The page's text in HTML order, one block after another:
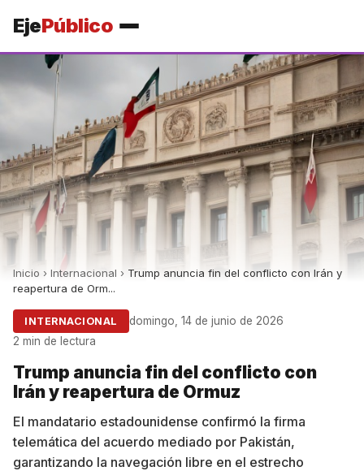
EjePúblico
Inicio › Internacional › Trump anuncia fin del conflicto con Irán y
reapertura de Orm...
INTERNACIONAL
domingo, 14 de junio de 2026
2 min de lectura
Trump anuncia fin del conflicto con
Irán y reapertura de Ormuz
El mandatario estadounidense confirmó la firma
telemática del acuerdo mediado por Pakistán,
garantizando la navegación libre en el estrecho